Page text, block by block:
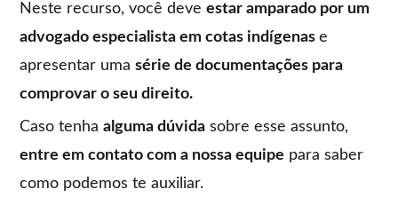
Neste recurso, você deveestar amparado por um
advogado especialista em cotas indígenase
apresentar umasérie de documentações para
comprovar o seu direito.
Caso tenhaalguma dúvida sobre esse assunto,
entre em contato com a nossa equipe para saber
como podemos te auxiliar.